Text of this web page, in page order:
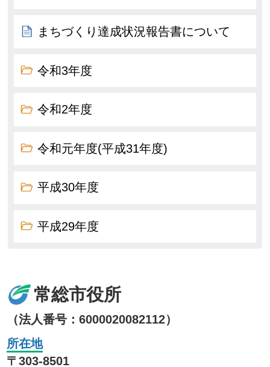
まちづくり達成状況報告書について
令和3年度
令和2年度
令和元年度(平成31年度)
平成30年度
平成29年度
常総市役所
（法人番号：6000020082112）
所在地
〒303-8501